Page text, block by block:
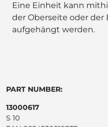
Eine Einheit kann
der Oberseite oder der
aufgehängt werden.
PART NUMBER:
13000617
S 10